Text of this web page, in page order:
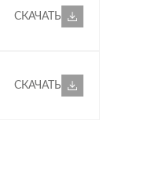
СКАЧАТЬ
СКАЧАТЬ